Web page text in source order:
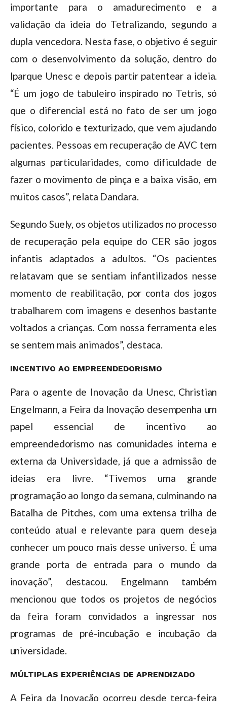
importante para o amadurecimento e a
validação da ideia do Tetralizando, segundo a
dupla vencedora. Nesta fase, o objetivo é seguir
com o desenvolvimento da solução, dentro do
Iparque Unesc e depois partir patentear a ideia.
“É um jogo de tabuleiro inspirado no Tetris, só
que o diferencial está no fato de ser um jogo
físico, colorido e texturizado, que vem ajudando
pacientes. Pessoas em recuperação de AVC tem
algumas particularidades, como dificuldade de
fazer o movimento de pinça e a baixa visão, em
muitos casos”, relata Dandara.
Segundo Suely, os objetos utilizados no processo
de recuperação pela equipe do CER são jogos
infantis adaptados a adultos. “Os pacientes
relatavam que se sentiam infantilizados nesse
momento de reabilitação, por conta dos jogos
trabalharem com imagens e desenhos bastante
voltados a crianças. Com nossa ferramenta eles
se sentem mais animados”, destaca.
INCENTIVO AO EMPREENDEDORISMO
Para o agente de Inovação da Unesc, Christian
Engelmann, a Feira da Inovação desempenha um
papel essencial de incentivo ao
empreendedorismo nas comunidades interna e
externa da Universidade, já que a admissão de
ideias era livre. “Tivemos uma grande
programação ao longo da semana, culminando na
Batalha de Pitches, com uma extensa trilha de
conteúdo atual e relevante para quem deseja
conhecer um pouco mais desse universo. É uma
grande porta de entrada para o mundo da
inovação”, destacou. Engelmann também
mencionou que todos os projetos de negócios
da feira foram convidados a ingressar nos
programas de pré-incubação e incubação da
universidade.
MÚLTIPLAS EXPERIÊNCIAS DE APRENDIZADO
A Feira da Inovação ocorreu desde terça-feira